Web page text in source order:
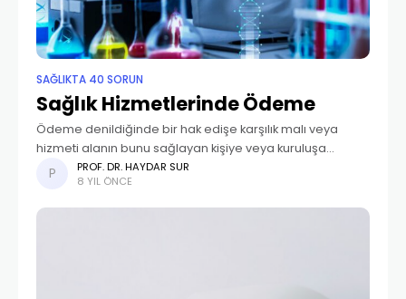
SAĞLIKTA 40 SORUN
Sağlık Hizmetlerinde Ödeme
Ödeme denildiğinde bir hak edişe karşılık malı veya
hizmeti alanın bunu sağlayan kişiye veya kuruluşa
karşılığını genellikle para, altın, değiş-tokuş vb. cinsinden
vermesi anlaşılmaktadır. Sağlık alanında da hem mal
hem
PROF. DR. HAYDAR SUR
8 YIL ÖNCE